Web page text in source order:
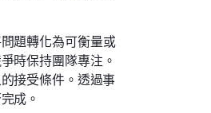
題轉化為可衡量或
時保持團隊專注。
接受條件。透過事
成。